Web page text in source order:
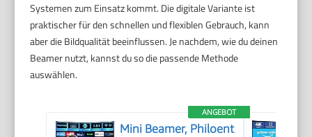
Systemen zum Einsatz kommt. Die digitale Variante ist
praktischer für den schnellen und flexiblen Gebrauch, kann
aber die Bildqualität beeinflussen. Je nachdem, wie du deinen
Beamer nutzt, kannst du so die passende Methode
auswählen.
ANGEBOT
Mini Beamer, Philoent